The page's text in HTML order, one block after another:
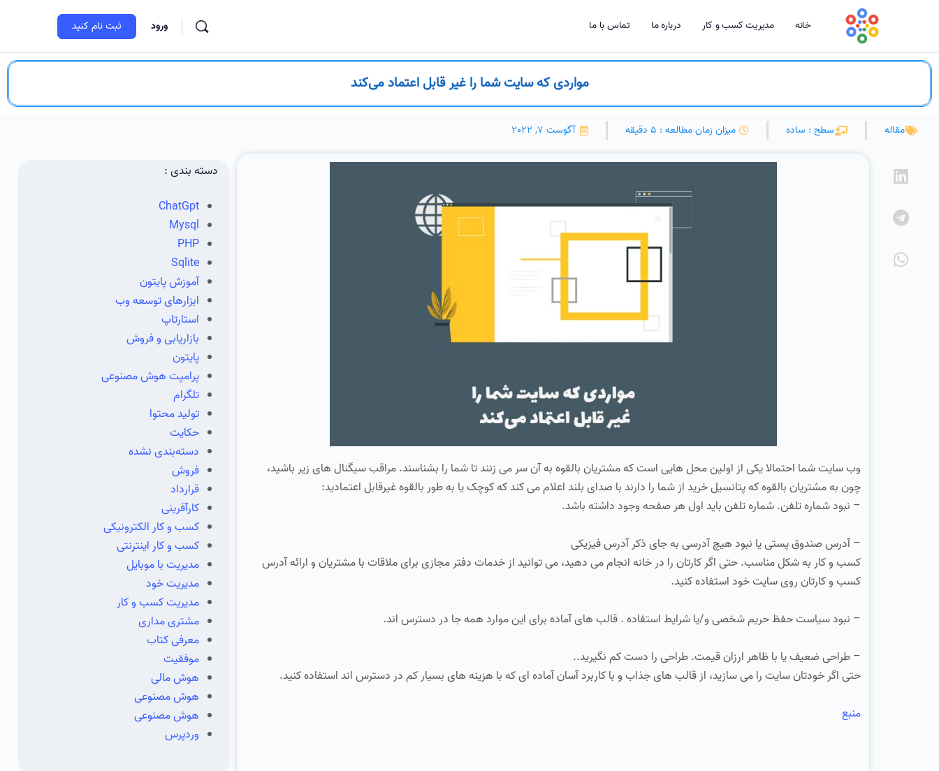
خانه مدیریت کسب و کار درباره ما تماس با ما ورود ثبت‌ نام کنید
مواردی که سایت شما را غیر قابل اعتماد می‌کند
مقاله سطح : ساده میزان زمان مطالعه : 5 دقیقه آگوست 7, 2022
وب سایت شما احتمالا یکی از اولین محل هایی است که مشتریان بالقوه به آن سر می زنند تا شما را بشناسند. مراقب سیگنال های زیر باشید،
چون به مشتریان بالقوه که پتانسیل خرید از شما را دارند با صدای بلند اعلام می کند که کوچک یا به طور بالقوه غیرقابل اعتمادید:
– نبود شماره تلفن. شماره تلفن باید اول هر صفحه وجود داشته باشد.
– آدرس صندوق پستی یا نبود هیچ آدرسی به جای ذکر آدرس فیزیکی
کسب و کار به شکل مناسب. حتی اگر کارتان را در خانه انجام می دهید، می توانید از خدمات دفتر مجازی برای ملاقات با مشتریان و ارائه آدرس
کسب و کارتان روی سایت خود استفاده کنید.
– نبود سیاست حفظ حریم شخصی و/یا شرایط استفاده . قالب های آماده برای این موارد همه جا در دسترس اند.
– طراحی ضعیف یا با ظاهر ارزان قیمت. طراحی را دست کم نگیرید..
حتی اگر خودتان سایت را می سازید، از قالب های جذاب و با کاربرد آسان آماده ای که با هزینه های بسیار کم در دسترس اند استفاده کنید.
منبع
دسته بندی :
ChatGpt
Mysql
PHP
Sqlite
آموزش پایتون
ابزارهای توسعه وب
استارتاپ
بازاریابی و فروش
پایتون
پرامپت هوش مصنوعی
تلگرام
تولید محتوا
حکایت
دسته‌بندی نشده
فروش
قرارداد
کارآفرینی
کسب و کار الکترونیکی
کسب و کار اینترنتی
مدیریت با موبایل
مدیریت خود
مدیریت کسب و کار
مشتری مداری
معرفی کتاب
موفقیت
هوش مالی
هوش مصنوعی
هوش مصنوعی
وردپرس